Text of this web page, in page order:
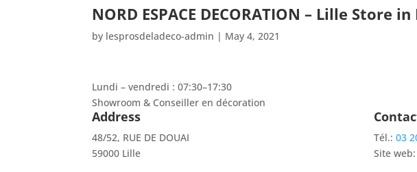
NORD ESPACE DECORATION – Lille Store in
by lesprosdeladeco-admin | May 4, 2021
Lundi – vendredi : 07:30–17:30
Showroom & Conseiller en décoration
Address
48/52, RUE DE DOUAI
59000 Lille
Tél.:03
Site web: